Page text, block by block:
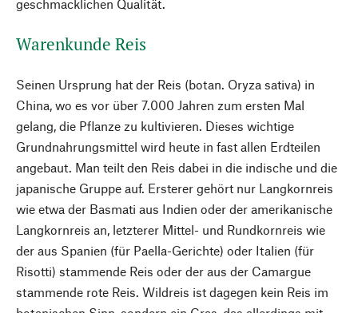
geschmacklichen Qualität.
Warenkunde Reis
Seinen Ursprung hat der Reis (botan. Oryza sativa) in
China, wo es vor über 7.000 Jahren zum ersten Mal
gelang, die Pflanze zu kultivieren. Dieses wichtige
Grundnahrungsmittel wird heute in fast allen Erdteilen
angebaut. Man teilt den Reis dabei in die indische und die
japanische Gruppe auf. Ersterer gehört nur Langkornreis
wie etwa der Basmati aus Indien oder der amerikanische
Langkornreis an, letzterer Mittel- und Rundkornreis wie
der aus Spanien (für Paella-Gerichte) oder Italien (für
Risotti) stammende Reis oder der aus der Camargue
stammende rote Reis. Wildreis ist dagegen kein Reis im